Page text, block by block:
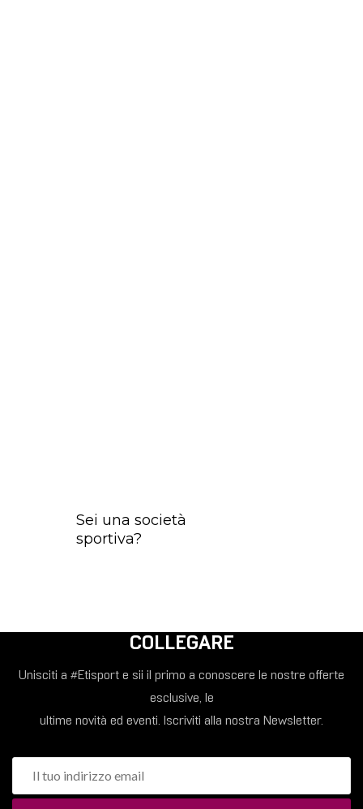
Sei una società
sportiva?
COLLEGARE
Unisciti a #Etisport e sii il primo a conoscere le nostre offerte
esclusive, le
ultime novità ed eventi. Iscriviti alla nostra Newsletter.